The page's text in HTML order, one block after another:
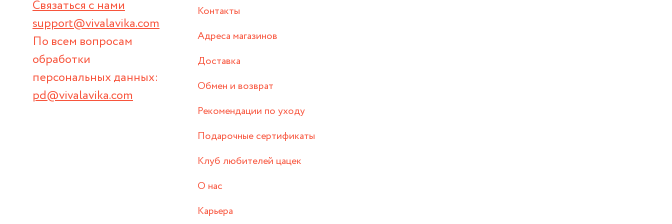
Связаться с нами
support@vivalavika.com
По всем вопросам
обработки
персональных данных:
pd@vivalavika.com
Контакты
Адреса магазинов
Доставка
Обмен и возврат
Рекомендации по уходу
Подарочные сертификаты
Клуб любителей цацек
О нас
Карьера